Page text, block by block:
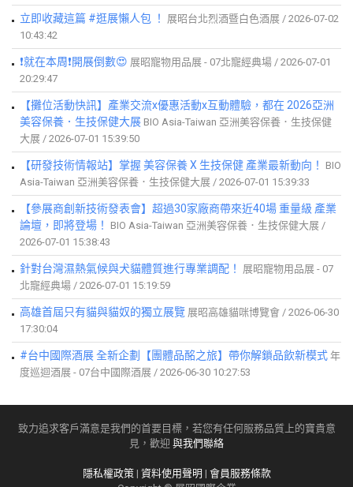
立即收藏這篇 #逛展懶人包 ！
展昭台北烈酒暨白色酒展 / 2026-07-02
10:43:42
❗就在本周❗開展倒數😍 展昭寵物用品展 - 07北寵經典場 / 2026-07-01
20:29:47
【攤位活動快訊】產業交流x優惠活動x互動體驗，都在 2026亞洲
美容保養．生技保健大展 BIO Asia-Taiwan 亞洲美容保養．生技保健
大展 / 2026-07-01 15:39:50
【研發技術情報站】掌握 美容保養 X 生技保健 產業最新動向！
BIO
Asia-Taiwan 亞洲美容保養．生技保健大展 / 2026-07-01 15:39:33
【參展商創新技術發表會】超過30家廠商帶來近40場 重量級 產業
論壇，即將登場！
BIO Asia-Taiwan 亞洲美容保養．生技保健大展 /
2026-07-01 15:38:43
針對台灣濕熱氣候與犬貓體質進行專業調配！
展昭寵物用品展 - 07
北寵經典場 / 2026-07-01 15:19:59
高雄首屆只有貓與貓奴的獨立展覽 展昭高雄貓咪博覽會 / 2026-06-30
17:30:04
#台中國際酒展 全新企劃【團體品酩之旅】帶你解鎖品飲新模式 年
度巡迴酒展 - 07台中國際酒展 / 2026-06-30 10:27:53
致力追求客戶滿意是我們的首要目標，若您有任何服務品質上的寶貴意
見，歡迎 與我們聯絡
隱私權政策| 資料使用聲明 | 會員服務條款